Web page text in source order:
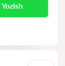
Yozish